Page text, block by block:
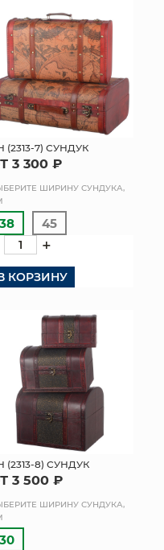
КАРТЫ
(2313-7) СУНДУК
3 300 ₽
ШИРИНУ СУНДУКА,
38 45
+
КОРЗИНУ
(2313-8) СУНДУК
3 500 ₽
ШИРИНУ СУНДУКА,
30